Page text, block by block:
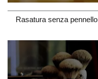
Rasatura senza pennello